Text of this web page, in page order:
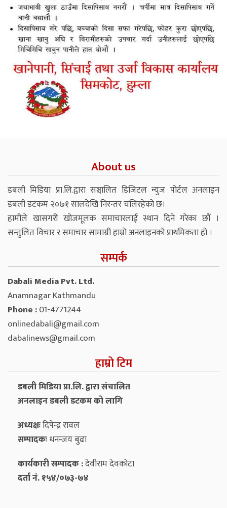
About us
डबली मिडिया प्रा.लि.द्वारा सञ्चालित डिजिटल न्युज पोर्टल अनलाइन
डबली डटकम २०७१ सालदेखि निरन्तर चलिरहेको छ।
हामीले खासगरी खोजमूलक समाचारलाई स्थान दिने गरेका छौं ।
सन्तुलित विचार र समाचार सामाग्री हाम्रो अनलाइनको प्राथमिकता हो ।
सम्पर्क
Dabali Media Pvt. Ltd.
Anamnagar Kathmandu
Phone :01-4771244
onlinedabali@gmail.com
dabalinews@gmail.com
हाम्रो टिम
डबली मिडिया प्रा.लि. द्वारा संचालित
अनलाइन डबली डटकम को लागि
अध्यक्षःदिपेन्द्र रावल
सम्पादकःधनन्‍जय बुढा
कार्यकारी सम्पादक :देवीराम देवकोटा
दर्ता नं. १५४/०७३-७४